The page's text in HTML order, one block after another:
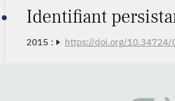
Identifiant
2015 : https://doi.org/10.34724/